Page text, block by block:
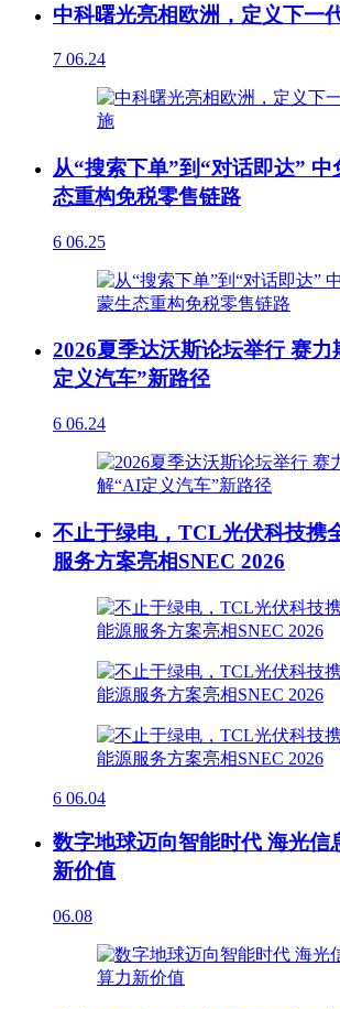
中科曙光亮相欧洲，定义下一
7 06.24
从“搜索下单”到“对话即达”
态重构免税零售链路
6 06.25
2026夏季达沃斯论坛举行 赛
定义汽车”新路径
6 06.24
不止于绿电，TCL光伏科技携
服务方案亮相SNEC 2026
6 06.04
数字地球迈向智能时代 海光信
新价值
06.08